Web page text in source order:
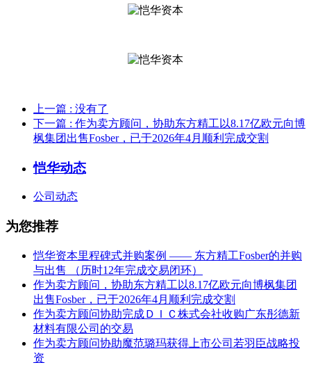
上一篇 : 没有了
下一篇 : 作为卖方顾问，协助东方精工以8.17亿欧元向博
枫集团出售Fosber，已于2026年4月顺利完成交割
恺华动态
公司动态
为您推荐
恺华资本里程碑式并购案例 —— 东方精工Fosber的并购
与出售 （历时12年完成交易闭环）
作为卖方顾问，协助东方精工以8.17亿欧元向博枫集团
出售Fosber，已于2026年4月顺利完成交割
作为卖方顾问协助完成ＤＩＣ株式会社收购广东彤德新
材料有限公司的交易
作为卖方顾问协助魔范璐玛获得上市公司若羽臣战略投
资